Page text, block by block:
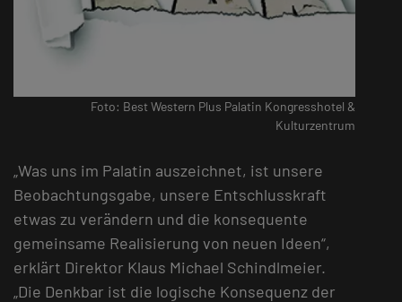
Foto: Best Western Plus Palatin Kongresshotel &
Kulturzentrum
„Was uns im Palatin auszeichnet, ist unsere
Beobachtungsgabe, unsere Entschlusskraft
etwas zu verändern und die konsequente
gemeinsame Realisierung von neuen Ideen“,
erklärt Direktor Klaus Michael Schindlmeier.
„Die Denkbar ist die logische Konsequenz der